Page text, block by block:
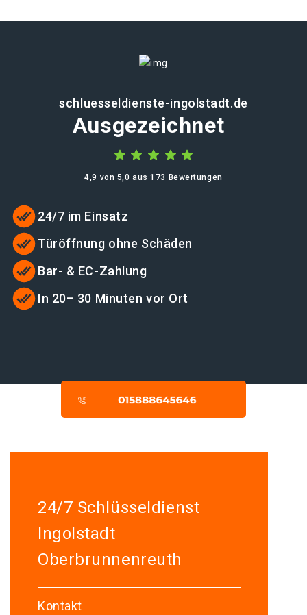
schluesseldienste-ingolstadt.de
Ausgezeichnet
4,9 von 5,0 aus 173 Bewertungen
24/7 im Einsatz
Türöffnung ohne Schäden
Bar- & EC-Zahlung
In 20– 30 Minuten vor Ort
24/7 Schlüsseldienst
Ingolstadt
Oberbrunnenreuth
Kontakt